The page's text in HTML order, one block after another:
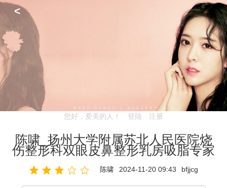
<
您好，爱美的人！ 登陆 注册
陈啸_扬州大学附属苏北人民医院烧
伤整形科双眼皮鼻整形乳房吸脂专家
陈啸 2024-11-20 09:43 bfjjcg